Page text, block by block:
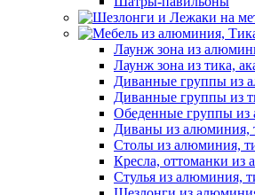
Лаунж зона из
Лаунж зона из тика,
Диванные группы из
Диванные группы из
Обеденные группы
Диваны из алюминия,
Столы из алюминия,
Кресла, оттоманки из
Стулья из алюминия,